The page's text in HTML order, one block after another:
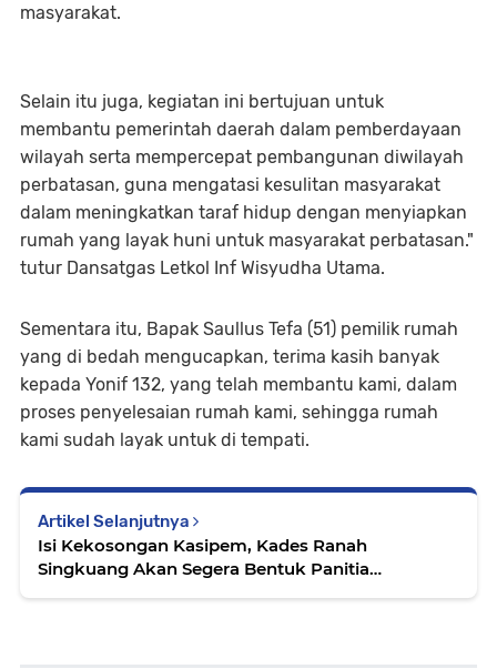
masyarakat.
Selain itu juga, kegiatan ini bertujuan untuk
membantu pemerintah daerah dalam pemberdayaan
wilayah serta mempercepat pembangunan diwilayah
perbatasan, guna mengatasi kesulitan masyarakat
dalam meningkatkan taraf hidup dengan menyiapkan
rumah yang layak huni untuk masyarakat perbatasan."
tutur Dansatgas Letkol Inf Wisyudha Utama.
Sementara itu, Bapak Saullus Tefa (51) pemilik rumah
yang di bedah mengucapkan, terima kasih banyak
kepada Yonif 132, yang telah membantu kami, dalam
proses penyelesaian rumah kami, sehingga rumah
kami sudah layak untuk di tempati.
Artikel Selanjutnya
Isi Kekosongan Kasipem, Kades Ranah
Singkuang Akan Segera Bentuk Panitia